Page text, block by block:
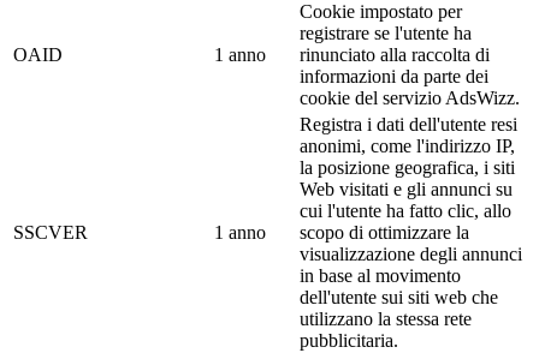
OAID 1 anno
Cookie impostato per
registrare se l'utente ha
rinunciato alla raccolta di
informazioni da parte dei
cookie del servizio AdsWizz.
SSCVER 1 anno
Registra i dati dell'utente resi
anonimi, come l'indirizzo IP,
la posizione geografica, i siti
Web visitati e gli annunci su
cui l'utente ha fatto clic, allo
scopo di ottimizzare la
visualizzazione degli annunci
in base al movimento
dell'utente sui siti web che
utilizzano la stessa rete
pubblicitaria.